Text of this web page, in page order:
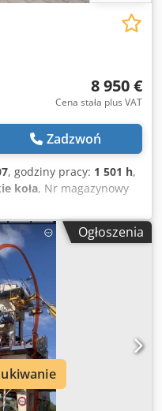
8 950 €
Cena stała plus VAT
Zadzwoń
, godziny pracy: 1 501 h,
koła, Nr magazynowy
z wibracją, samojezdny,
* Typ: AV16-2 * Rok
motogodziny:
walca: ok. 0,90 m *
* Długość
transportowa: ok.
– * Przegubowy układ
wzniesień ok. 30% z
diesla Yanmar, 15,7 kW
l * Zbiornik paliwa: ok.
ok. 25 l * Napęd
pod ciśnieniem
* Składany
Ogłoszenia